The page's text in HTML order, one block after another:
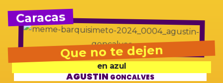
Caracas
Que no te dejen
en azul
AGUSTÍNGONCALVES